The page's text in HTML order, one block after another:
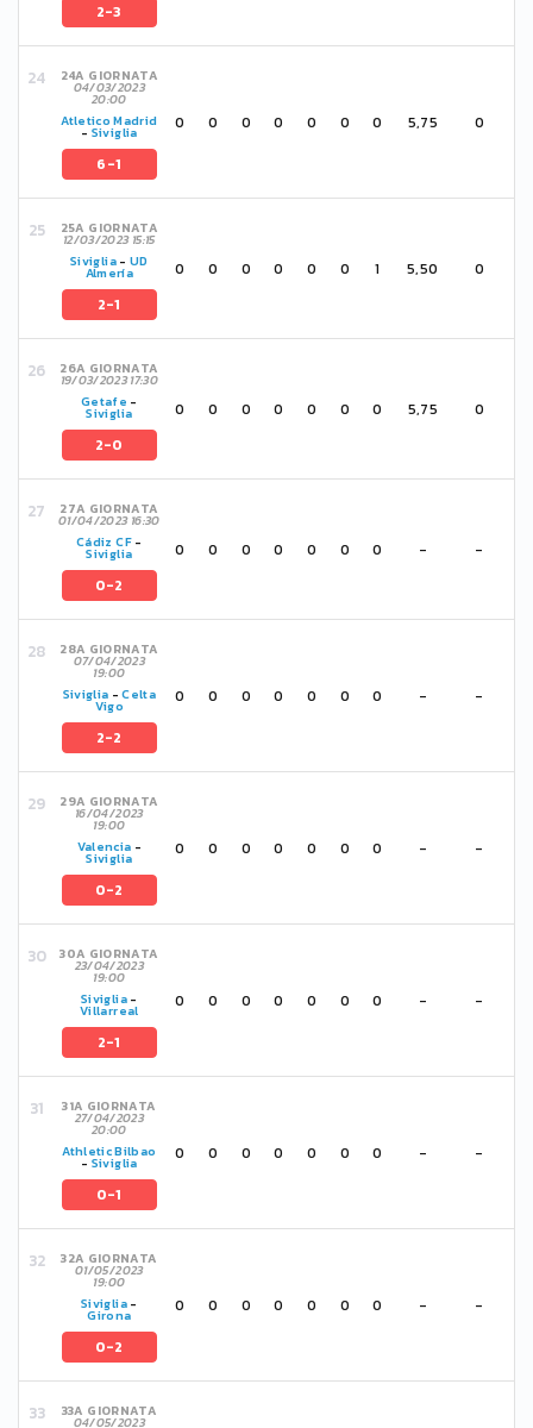
2-3
24A GIORNATA
04/03/2023
20:00
Atletico Madrid
- Siviglia
6-1
0 0 0 0 0 0 0 5,75 0
25A GIORNATA
12/03/2023 15:15
Siviglia- UD
Almería
2-1
0 0 0 0 0 0 1 5,50 0
26A GIORNATA
19/03/2023 17:30
Getafe -
Siviglia
2-0
0 0 0 0 0 0 0 5,75 0
27A GIORNATA
01/04/2023 16:30
Cádiz CF-
Siviglia
0-2
0 0 0 0 0 0 0 - -
28A GIORNATA
07/04/2023
19:00
Siviglia -Celta
Vigo
2-2
0 0 0 0 0 0 0 - -
29A GIORNATA
16/04/2023
19:00
Valencia -
Siviglia
0-2
0 0 0 0 0 0 0 - -
30A GIORNATA
23/04/2023
19:00
Siviglia-
Villarreal
2-1
0 0 0 0 0 0 0 - -
31A GIORNATA
27/04/2023
20:00
Athletic Bilbao
- Siviglia
0-1
0 0 0 0 0 0 0 - -
32A GIORNATA
01/05/2023
19:00
Siviglia-
Girona
0-2
0 0 0 0 0 0 0 - -
33A GIORNATA
04/05/2023